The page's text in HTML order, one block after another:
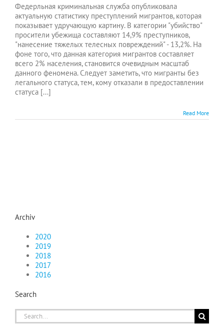
просители
убежища
должны
Германию
Федерльная криминальная служба опубликовала
актуальную статистику преступлений мигрантов, которая
показывает удручающую картину. В категории "убийство"
просители убежища составляют 14,9% преступников,
"нанесение тяжелых телесных повреждений" - 13,2%. На
фоне того, что данная категория мигрантов составляет
всего 2% населения, становится очевидным масштаб
данного феномена. Следует заметить, что мигранты без
легального статуса, тем, кому отказали в предоставлении
статуса [...]
Read More
Archiv
2020
2019
2018
2017
2016
Search
Search
for: